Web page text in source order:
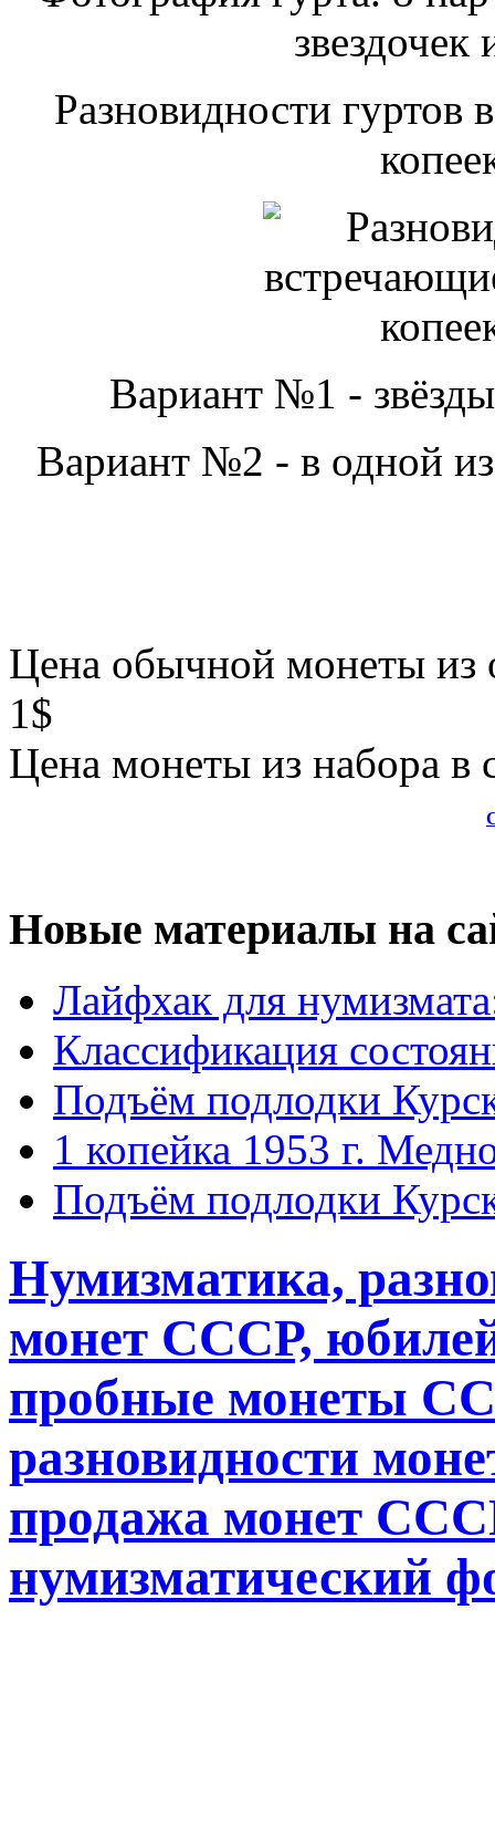
звездочек
Разновидности гуртов
Вариант №1 -
Вариант №2 - в одной из
Цена обычной монеты из
1$
Цена монеты из набора
Новые материалы на
Лайфхак для
Классификация
Подъём подлодки
1 копейка 1953 г.
Подъём подлодки
Нумизматика,
монет СССР,
пробные монеты
разновидности
продажа монет
нумизматический